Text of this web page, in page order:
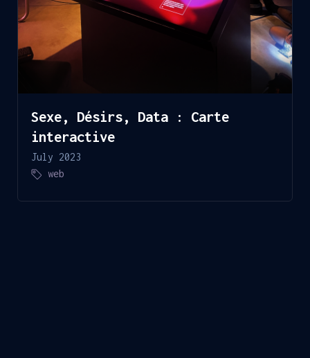
Sexe, Désirs, Data : Carte
interactive
July 2023
web